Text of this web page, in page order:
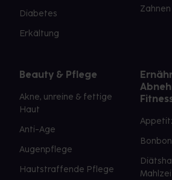
Diabetes
Erkältung
Beauty & Pflege
Akne, unreine & fettige
Haut
Anti-Age
Augenpflege
Hautstraffende Pflege